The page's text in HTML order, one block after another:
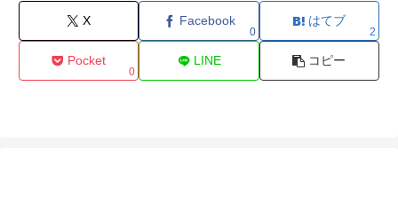
X Facebook
0
はてブ
2
Pocket
0
LINE コピー